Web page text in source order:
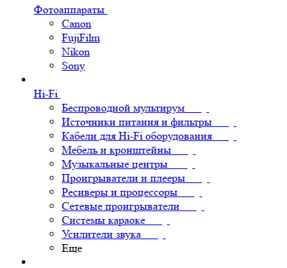
Фотоаппараты
Canon
FujiFilm
Nikon
Sony
Hi-Fi
Беспроводной мультирум
Источники питания и фильтры
Кабели для Hi-Fi оборудования
Мебель и кронштейны
Музыкальные центры
Проигрыватели и плееры
Ресиверы и процессоры
Сетевые проигрыватели
Системы караоке
Усилители звука
Еще